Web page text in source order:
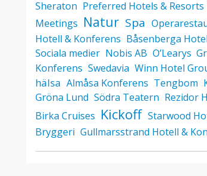
Sheraton Preferred Hotels & Resorts
Meetings Natur Spa
Hotell & Konferens Båsenberga
Sociala medier Nobis AB O’Learys
Konferens Swedavia Winn Hotel
hälsa Almåsa Konferens Tengbom
Gröna Lund Södra Teatern Rezidor
Birka Cruises Kickoff Starwood
Bryggeri Gullmarsstrand Hotell &